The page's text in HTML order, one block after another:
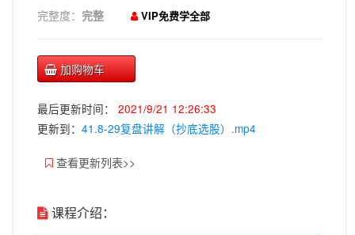
完整度： 完整 VIP免费学全部
加购物车
最后更新时间： 2021/9/21 12:26:33
更新到： 41.8-29复盘讲解（抄底选股）.mp4
查看更新列表>>
课程介绍：